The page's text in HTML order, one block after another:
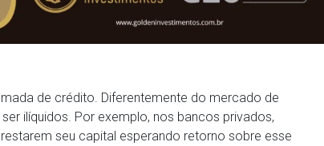
de crédito. Diferentemente do mercado de
ilíquidos. Por exemplo, nos bancos privados,
seu capital esperando retorno sobre esse